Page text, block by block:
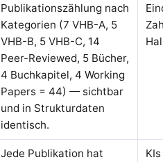
Publikationszählung nach
Kategorien (7 VHB-A, 5
VHB-B, 5 VHB-C, 14
Peer-Reviewed, 5 Bücher,
4 Buchkapitel, 4 Working
Papers = 44) — sichtbar
und in Strukturdaten
identisch.
Jede Publikation hat